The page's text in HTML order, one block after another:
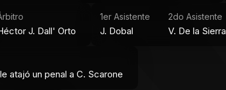
J. Dall' Orto
1er Asistente
J. Dobal
2do Asistente
V. De la Sierra
atajó un penal a C. Scarone